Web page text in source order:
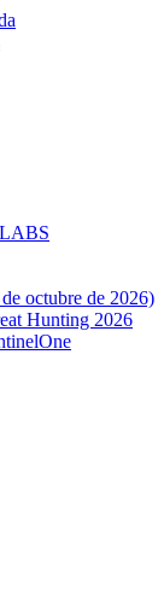
octubre de 2026)
Hunting 2026